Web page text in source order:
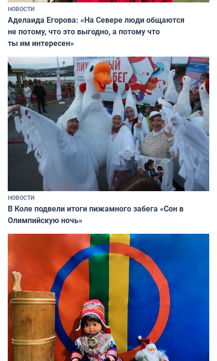
НОВОСТИ
Аделаида Егорова: «На Севере люди общаются
не потому, что это выгодно, а потому что
ты им интересен»
НОВОСТИ
В Коле подвели итоги пижамного забега «Сон в
Олимпийскую ночь»